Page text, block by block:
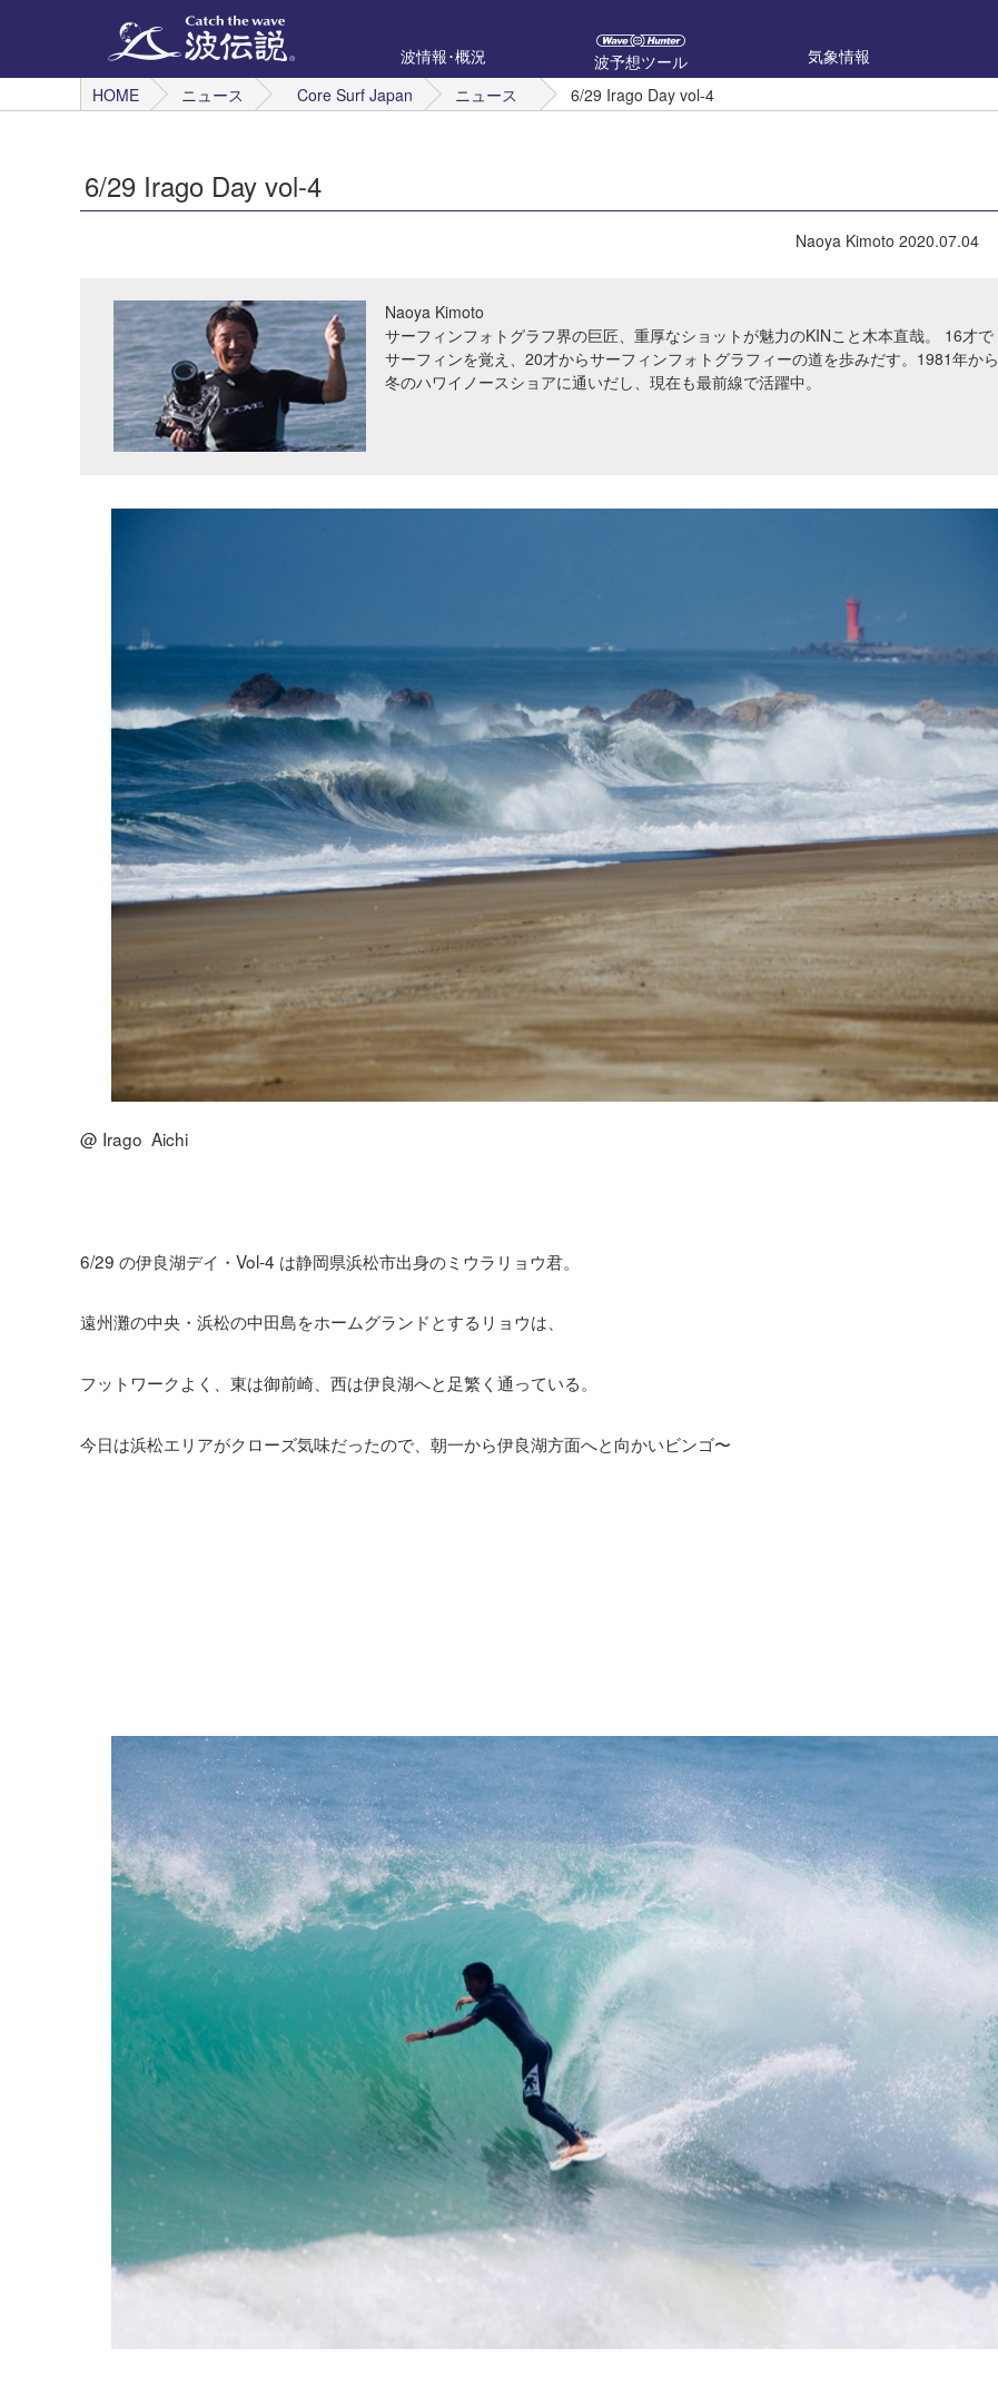
波情報･概況
波予想ツール 気象情報
HOME
ニュース Core Surf Japan ニュース 6/29 Irago Day vol-4
6/29 Irago Day vol-4
Naoya Kimoto 2020.07.04
Naoya Kimoto
サーフィンフォトグラフ界の巨匠、重厚なショットが魅力のKINこと木本直哉。 16才で
サーフィンを覚え、20才からサーフィンフォトグラフィーの道を歩みだす。1981年から
冬のハワイノースショアに通いだし、現在も最前線で活躍中。
@ Irago Aichi
6/29 の伊良湖デイ・Vol-4 は静岡県浜松市出身のミウラリョウ君。
遠州灘の中央・浜松の中田島をホームグランドとするリョウは、
フットワークよく、東は御前崎、西は伊良湖へと足繁く通っている。
今日は浜松エリアがクローズ気味だったので、朝一から伊良湖方面へと向かいビンゴ〜